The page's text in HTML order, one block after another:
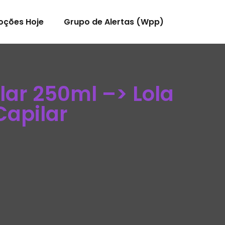
Hoje Grupo de Alertas (Wpp)
250ml –> Lola